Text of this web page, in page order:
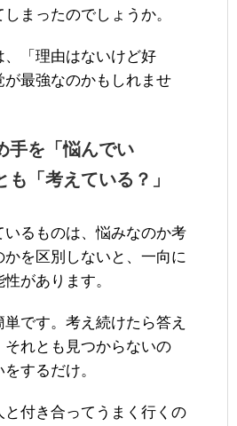
まったのでしょうか。
、「理由はないけど好
が最強なのかもしれませ
手を「悩んでい
も「考えている？」
いるものは、悩みなのか考
かを区別しないと、一向に
があります。
です。考え続けたら答え
それとも見つからないの
するだけ。
と付き合ってうまく行くの